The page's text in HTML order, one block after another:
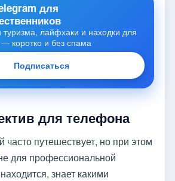
для
туризма, лайфхаки и находки для
— коротко и без спама
Подписаться
для телефона
часто путешествует, но при этом
для профессиональной
знает какими